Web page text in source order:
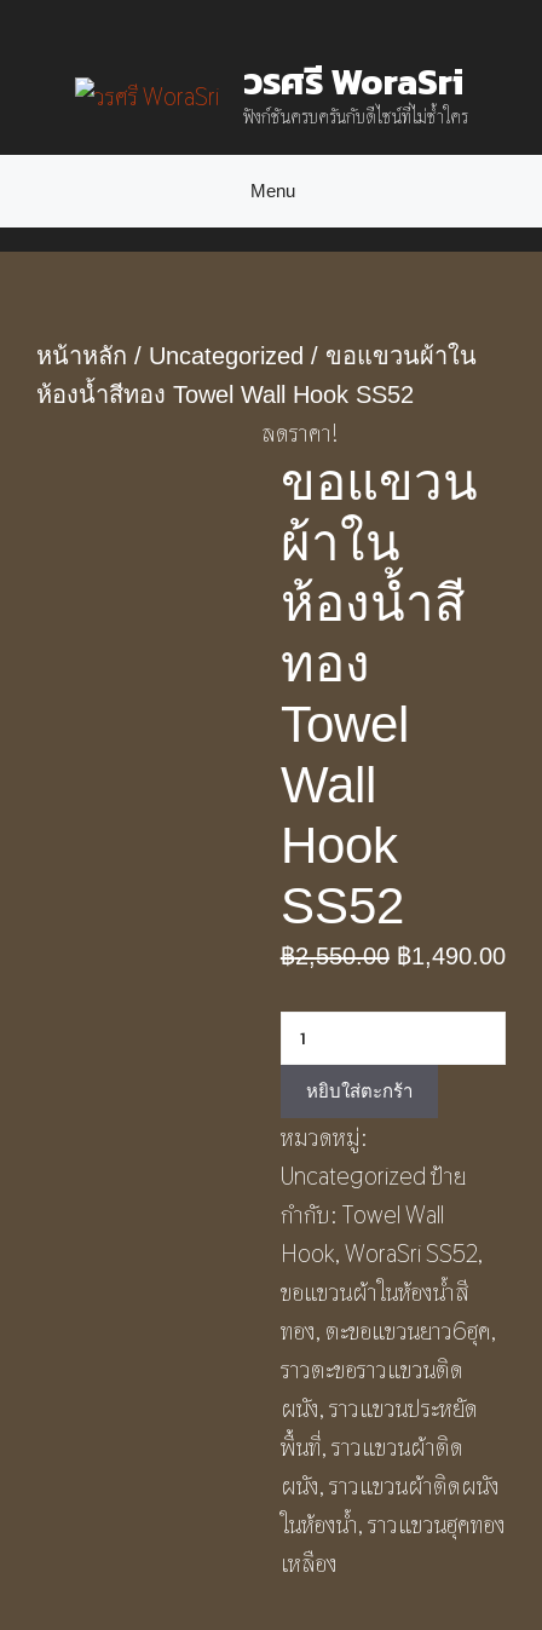
วรศรี WoraSri
ฟังก์ชันครบครันกับดีไซน์ที่ไม่ซ้ำใคร
Menu
หน้าหลัก / Uncategorized / ขอแขวนผ้าใน
ห้องน้ำสีทอง Towel Wall Hook SS52
ลดราคา!
ขอแขวน
ผ้าใน
ห้องน้ำสี
ทอง
Towel
Wall
Hook
SS52
฿2,550.00 Original
฿2,550.00.
฿1,490.00
฿
จำนวน
ขอ
ผ้า
ใน
ห้องน้ำ
สี
ทอง
Towel
Wall
Hook
SS52
ชิ้น
หยิบใส่ตะกร้า
หมวดหมู่:
Uncategorizedป้าย
กำกับ: Towel Wall
Hook,WoraSri SS52,
ขอแขวนผ้าในห้องน้ำสี
ทอง, ตะขอแขวนยาว6ฮุค,
ราวตะขอราวแขวนติด
ผนัง,ราวแขวนประหยัด
พื้นที่,ราวแขวนผ้าติด
ผนัง,ราวแขวนผ้าติดผนัง
ในห้องน้ำ,ราวแขวนฮุคทอง
เหลือง